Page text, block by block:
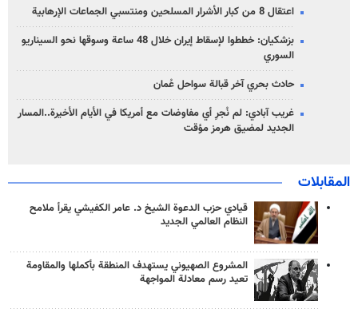
اعتقال 8 من كبار الأشرار المسلحين ومنتسبي الجماعات الإرهابية
بزشكيان: خططوا لإسقاط إيران خلال 48 ساعة وسوقها نحو السيناريو
السوري
حادث بحري آخر قبالة سواحل عُمان
غريب آبادي: لم نُجرِ أي مفاوضات مع أمريكا في الأيام الأخيرة..المسار
الجديد لمضيق هرمز مؤقت
المقابلات
قيادي حزب الدعوة الشيخ د. عامر الكفيشي يقرأ ملامح
النظام العالمي الجديد
المشروع الصهيوني يستهدف المنطقة بأكملها والمقاومة
تعيد رسم معادلة المواجهة